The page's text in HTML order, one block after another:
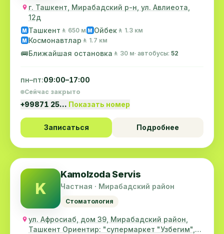
г. Ташкент, Мирабадский р-н, ул. Авлиеота,
12д
M Ташкент 🚶 650 м M Ойбек 🚶 1.3 км
M Космонавтлар 🚶 1.7 км
🚌Ближайшая остановка 🚶 30 м· автобусы: 52
пн–пт:09:00–17:00
Сейчас закрыто
+99871 25… Показать номер
Записаться Подробнее
K
Kamolzoda Servis
Частная · Мирабадский район
Стоматология
ул. Афросиаб, дом 39, Мирабадский район,
Ташкент Ориентир: "супермаркет "Узбегим",